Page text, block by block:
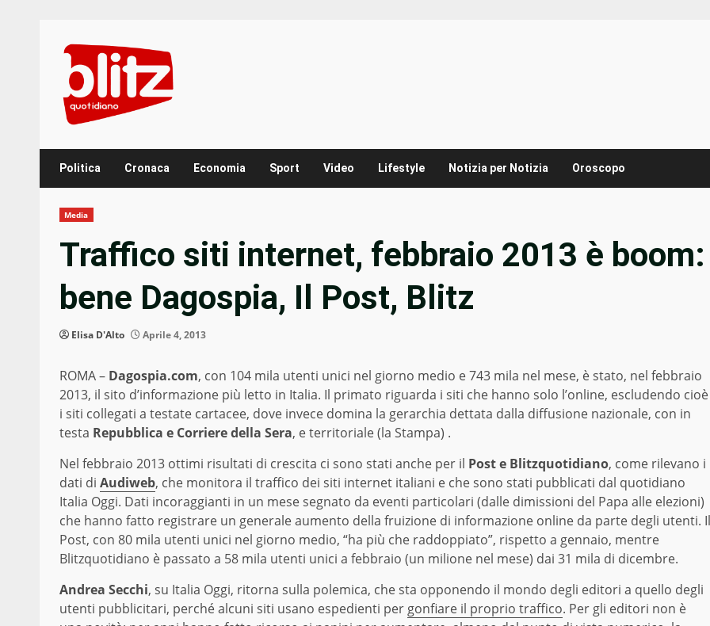
content
Politica Cronaca Economia Sport Video Lifestyle Notizia per Notizia Oroscopo
Media
Traffico siti internet, febbraio 2013 è boom:
bene Dagospia, Il Post, Blitz
Elisa D'Alto Aprile 4, 2013
ROMA – Dagospia.com, con 104 mila utenti unici nel giorno medio e 743 mila nel mese, è stato, nel febbraio
2013, il sito d’informazione più letto in Italia. Il primato riguarda i siti che hanno solo l’online, escludendo cioè
i siti collegati a testate cartacee, dove invece domina la gerarchia dettata dalla diffusione nazionale, con in
testa Repubblica e Corriere della Sera, e territoriale (la Stampa) .
Nel febbraio 2013 ottimi risultati di crescita ci sono stati anche per il Post e Blitzquotidiano, come rilevano i
dati di Audiweb, che monitora il traffico dei siti internet italiani e che sono stati pubblicati dal quotidiano
Italia Oggi. Dati incoraggianti in un mese segnato da eventi particolari (dalle dimissioni del Papa alle elezioni)
che hanno fatto registrare un generale aumento della fruizione di informazione online da parte degli utenti. Il
Post, con 80 mila utenti unici nel giorno medio, “ha più che raddoppiato”, rispetto a gennaio, mentre
Blitzquotidiano è passato a 58 mila utenti unici a febbraio (un milione nel mese) dai 31 mila di dicembre.
Andrea Secchi, su Italia Oggi, ritorna sulla polemica, che sta opponendo il mondo degli editori a quello degli
utenti pubblicitari, perché alcuni siti usano espedienti per gonfiare il proprio traffico. Per gli editori non è